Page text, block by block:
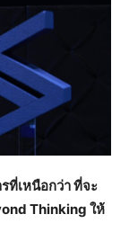
ที่เหนือกว่า ที่จะ
Thinking ให้